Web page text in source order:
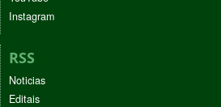
Instagram
RSS
Noticias
Editais